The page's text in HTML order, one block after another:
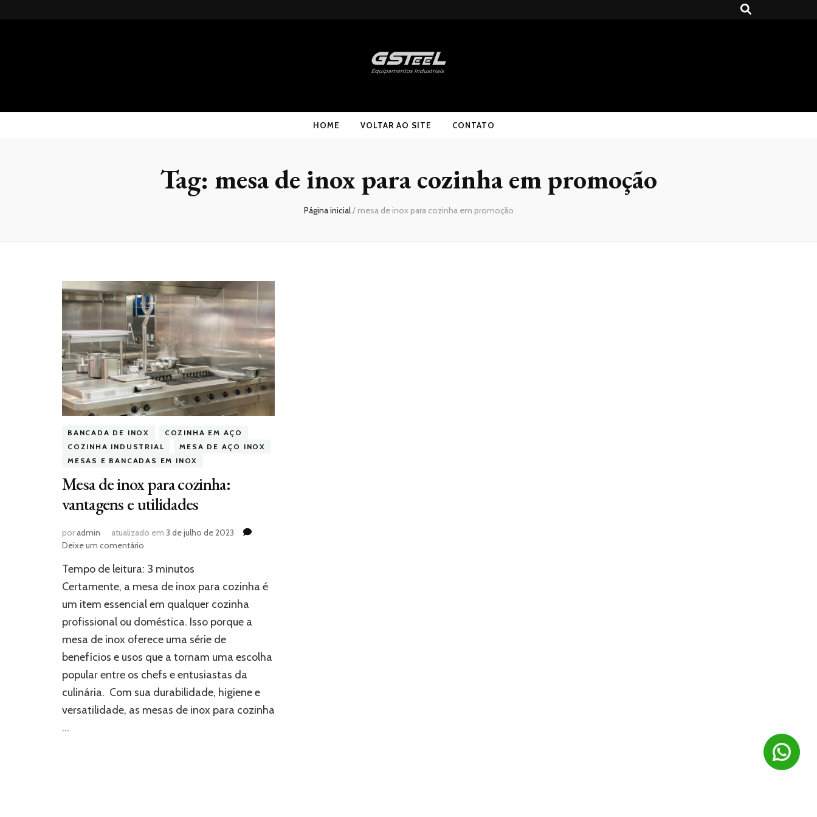
Gsteel HOME VOLTAR AO SITE CONTATO
Tag: mesa de inox para cozinha em promoção
Página inicial/ mesa de inox para cozinha em promoção
BANCADA DE INOX
COZINHA EM AÇO
COZINHA INDUSTRIAL
MESA DE AÇO INOX
MESAS E BANCADAS EM INOX
Mesa de inox para cozinha:
vantagens e utilidades
poradmin atualizado em 3 de julho de 2023
Deixe um comentário
de
inox
cozinha:
vantagens
utilidades
Tempo de leitura: 3 minutos
Certamente, a mesa de inox para cozinha é
um item essencial em qualquer cozinha
profissional ou doméstica. Isso porque a
mesa de inox oferece uma série de
benefícios e usos que a tornam uma escolha
popular entre os chefs e entusiastas da
culinária. Com sua durabilidade, higiene e
versatilidade, as mesas de inox para cozinha
…